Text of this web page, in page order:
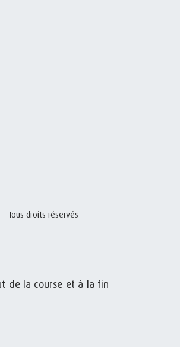
Tous droits réservés
de la course et à la fin